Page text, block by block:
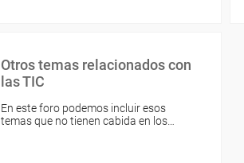
Otros temas relacionados con
las TIC
En este foro podemos incluir esos
temas que no tienen cabida en los…